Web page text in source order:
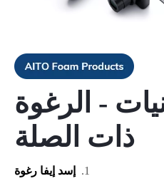
- الرغوة
ذات الصلة
إسد إيفا رغوة